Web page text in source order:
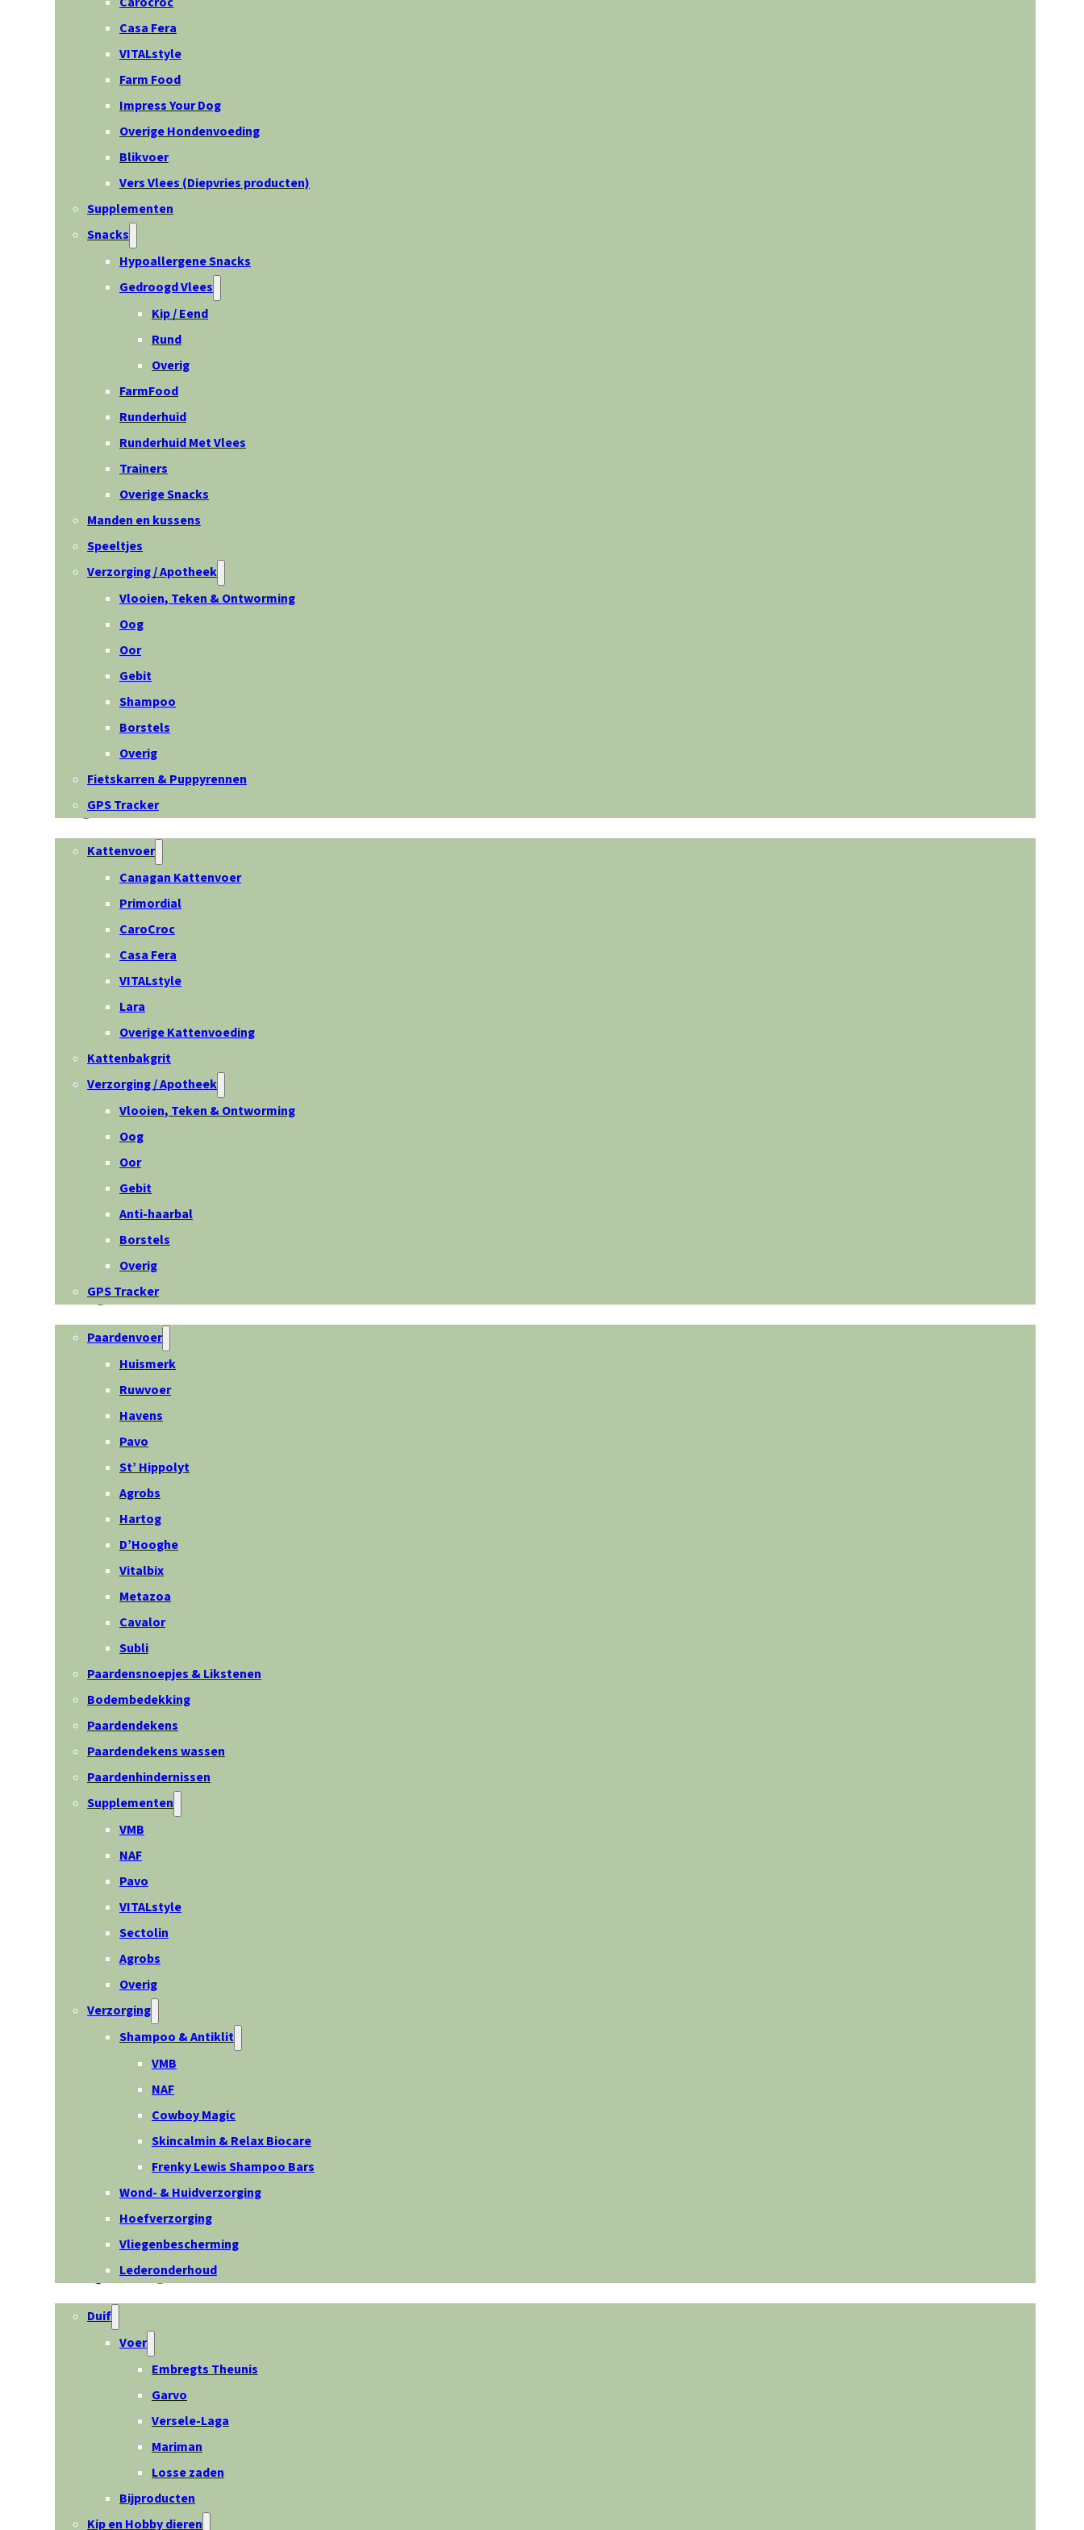
Casa Fera
VITALstyle
Farm Food
Impress Your Dog
Overige Hondenvoeding
Blikvoer
Vers Vlees (Diepvries producten)
Supplementen
Snacks
Hypoallergene Snacks
Gedroogd Vlees
Kip / Eend
Rund
Overig
FarmFood
Runderhuid
Runderhuid Met Vlees
Trainers
Overige Snacks
Manden en kussens
Speeltjes
Verzorging / Apotheek
Vlooien, Teken & Ontworming
Oog
Oor
Gebit
Shampoo
Borstels
Overig
Fietskarren & Puppyrennen
GPS Tracker
Kat
Kattenvoer
Canagan Kattenvoer
Primordial
CaroCroc
Casa Fera
VITALstyle
Lara
Overige Kattenvoeding
Kattenbakgrit
Verzorging / Apotheek
Vlooien, Teken & Ontworming
Oog
Oor
Gebit
Anti-haarbal
Borstels
Overig
GPS Tracker
Paard
Paardenvoer
Huismerk
Ruwvoer
Havens
Pavo
St’ Hippolyt
Agrobs
Hartog
D’Hooghe
Vitalbix
Metazoa
Cavalor
Subli
Paardensnoepjes & Likstenen
Bodembedekking
Paardendekens
Paardendekens wassen
Paardenhindernissen
Supplementen
VMB
NAF
Pavo
VITALstyle
Sectolin
Agrobs
Overig
Verzorging
Shampoo & Antiklit
VMB
NAF
Cowboy Magic
Skincalmin & Relax Biocare
Frenky Lewis Shampoo Bars
Wond- & Huidverzorging
Hoefverzorging
Vliegenbescherming
Lederonderhoud
Overige dieren
Duif
Voer
Embregts Theunis
Garvo
Versele-Laga
Mariman
Losse zaden
Bijproducten
Kip en Hobby dieren